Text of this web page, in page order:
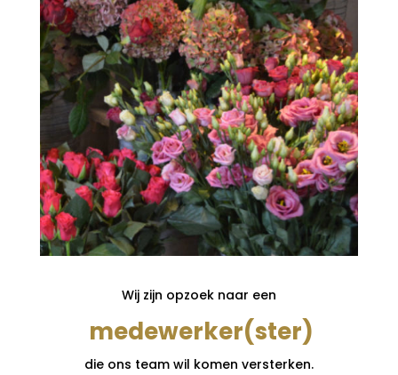
Wij zijn opzoek naar een
medewerker(ster)
die ons team wil komen versterken.